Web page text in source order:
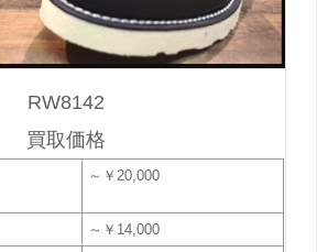
RW8142
買取価格
～￥20,000
～￥14,000